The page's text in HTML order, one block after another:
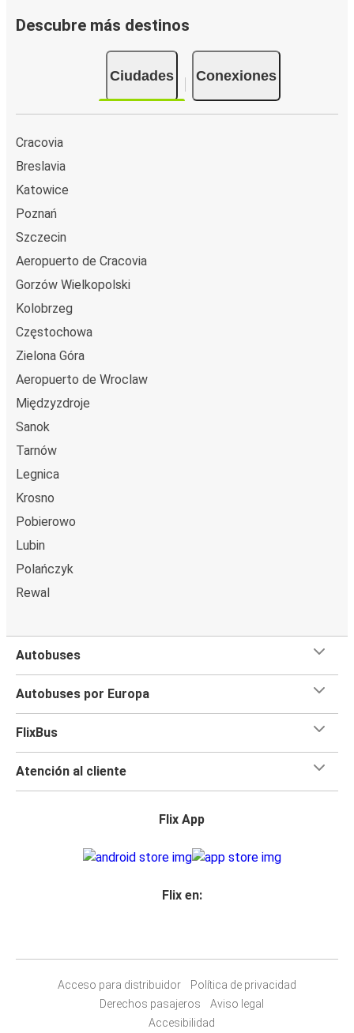
Descubre más destinos
Ciudades Conexiones
Cracovia
Breslavia
Katowice
Poznań
Szczecin
Aeropuerto de Cracovia
Gorzów Wielkopolski
Kolobrzeg
Częstochowa
Zielona Góra
Aeropuerto de Wroclaw
Międzyzdroje
Sanok
Tarnów
Legnica
Krosno
Pobierowo
Lubin
Polańczyk
Rewal
Autobuses
Autobuses por Europa
FlixBus
Atención al cliente
Flix App
Flix en:
Acceso para distribuidor
Política de privacidad
Derechos pasajeros
Aviso legal
Accesibilidad